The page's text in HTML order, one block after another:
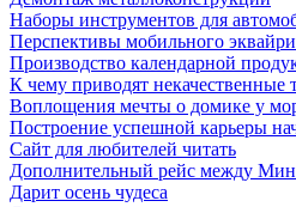
Наборы инструментов для
Перспективы мобильного
Производство календарной
К чему приводят некачественные
Воплощения мечты о домике у
Построение успешной карьеры
Сайт для любителей читать
Дополнительный рейс между
Дарит осень чудеса